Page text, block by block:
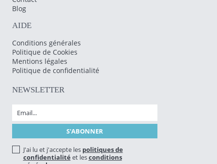
Blog
AIDE
Conditions générales
Politique de Cookies
Mentions légales
Politique de confidentialité
NEWSLETTER
J'ai lu et j'accepte les politiques de
confidentialité et lesconditions